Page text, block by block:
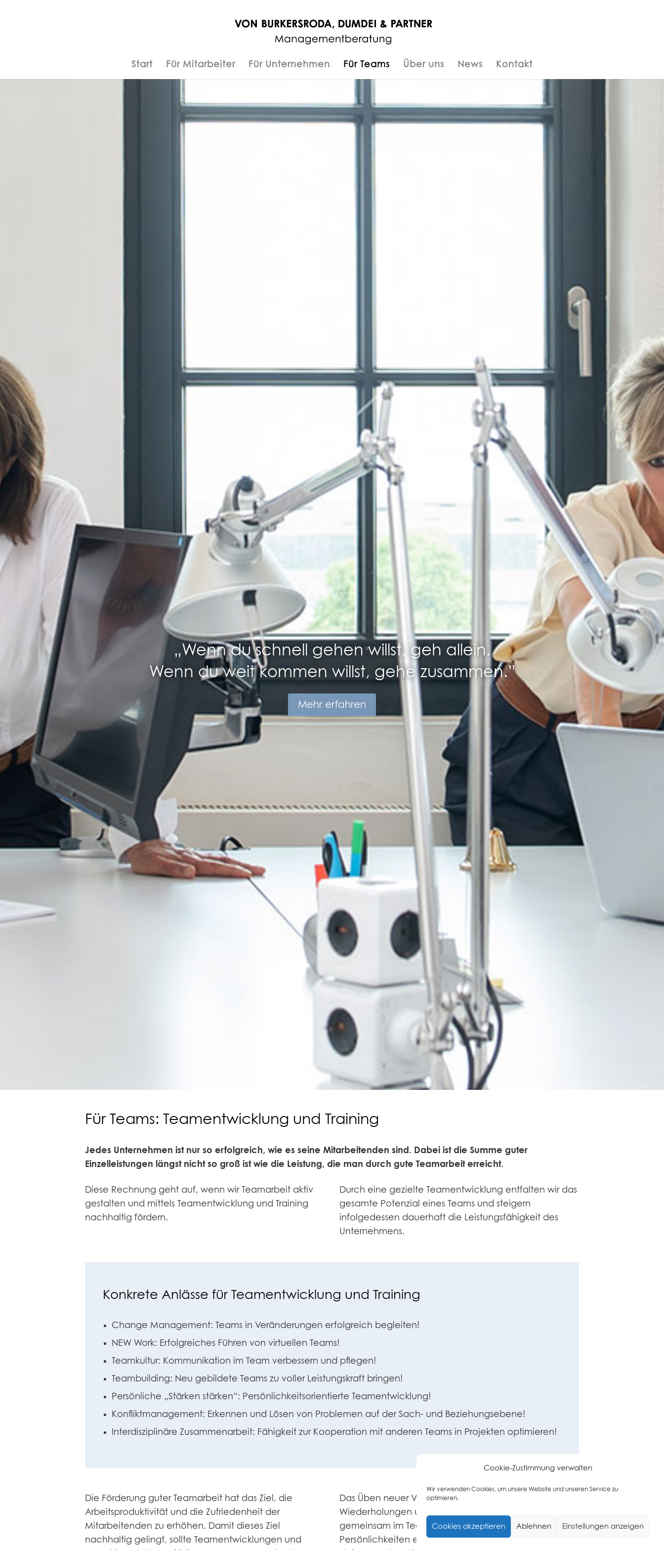
Cookie-Zustimmung verwalten
Wir verwenden Cookies, um unsere Website und unseren Service zu
optimieren.
Cookies akzeptieren Ablehnen Einstellungen anzeigen
Start Für Mitarbeiter Für Unternehmen Für Teams Über uns News Kontakt
„Wenn du schnell gehen willst, geh allein.
Wenn du weit kommen willst, gehe zusammen.”
Mehr erfahren
Für Teams: Teamentwicklung und Training
Jedes Unternehmen ist nur so erfolgreich, wie es seine Mitarbeitenden sind. Dabei ist die Summe guter
Einzelleistungen längst nicht so groß ist wie die Leistung, die man durch gute Teamarbeit erreicht.
Diese Rechnung geht auf, wenn wir Teamarbeit aktiv
gestalten und mittels Teamentwicklung und Training
nachhaltig fördern.
Durch eine gezielte Teamentwicklung entfalten wir das
gesamte Potenzial eines Teams und steigern
infolgedessen dauerhaft die Leistungsfähigkeit des
Unternehmens.
Konkrete Anlässe für Teamentwicklung und Training
Change Management: Teams in Veränderungen erfolgreich begleiten!
NEW Work: Erfolgreiches Führen von virtuellen Teams!
Teamkultur: Kommunikation im Team verbessern und pflegen!
Teambuilding: Neu gebildete Teams zu voller Leistungskraft bringen!
Persönliche „Stärken stärken“: Persönlichkeitsorientierte Teamentwicklung!
Konfliktmanagement: Erkennen und Lösen von Problemen auf der Sach- und Beziehungsebene!
Interdisziplinäre Zusammenarbeit: Fähigkeit zur Kooperation mit anderen Teams in Projekten optimieren!
Die Förderung guter Teamarbeit hat das Ziel, die
Arbeitsproduktivität und die Zufriedenheit der
Mitarbeitenden zu erhöhen. Damit dieses Ziel
nachhaltig gelingt, sollte Teamentwicklungen und
Das Üben neuer Verhaltensweisen braucht
Wiederholungen und Zeit für jeden Einzelnen und
gemeinsam im Team. So lassen sich Potentiale heben,
Persönlichkeiten entwickeln und die Motivation